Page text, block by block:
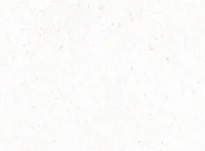
ネスカフェ ふわラテ ハーフ